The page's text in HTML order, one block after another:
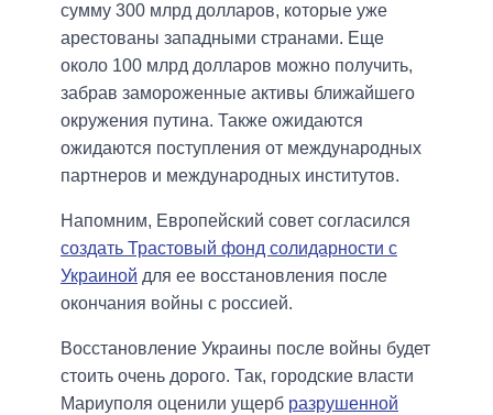
сумму 300 млрд долларов, которые уже
арестованы западными странами. Еще
около 100 млрд долларов можно получить,
забрав замороженные активы ближайшего
окружения путина. Также ожидаются
ожидаются поступления от международных
партнеров и международных институтов.
Напомним, Европейский совет согласился
создать Трастовый фонд солидарности с
Украиной для ее восстановления после
окончания войны с россией.
Восстановление Украины после войны будет
стоить очень дорого. Так, городские власти
Мариуполя оценили ущерб разрушенной